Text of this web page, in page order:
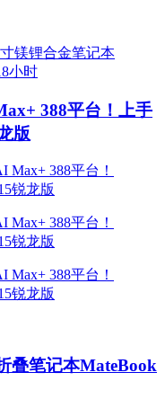
388平台！上手
版
叠笔记本MateBook